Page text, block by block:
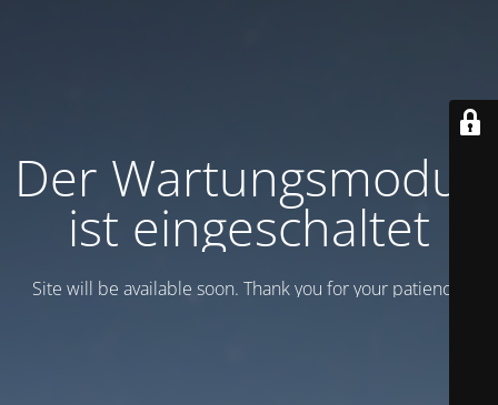
Der Wartungsmodus
ist eingeschaltet
Site will be available soon. Thank you for your patience!